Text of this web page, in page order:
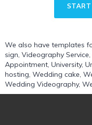
START
We also have templates
sign, Videography Service,
Appointment, University,
hosting, Wedding cake,
Wedding Videography,